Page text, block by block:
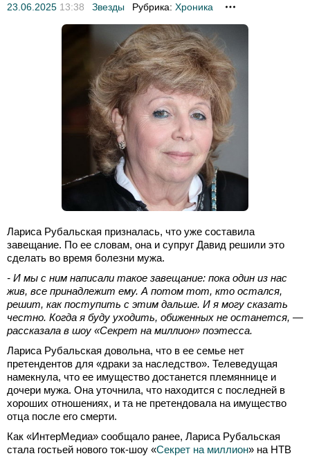
23.06.2025 13:38 Звезды Рубрика: Хроника
Лариса Рубальская призналась, что уже составила
завещание. По ее словам, она и супруг Давид решили это
сделать во время болезни мужа.
- И мы с ним написали такое завещание: пока один из нас
жив, все принадлежит ему. А потом тот, кто остался,
решит, как поступить с этим дальше. И я могу сказать
честно. Когда я буду уходить, обиженных не останется, —
рассказала в шоу «Секрет на миллион» поэтесса.
Лариса Рубальская довольна, что в ее семье нет
претендентов для «драки за наследство». Телеведущая
намекнула, что ее имущество достанется племяннице и
дочери мужа. Она уточнила, что находится с последней в
хороших отношениях, и та не претендовала на имущество
отца после его смерти.
Как «ИнтерМедиа» сообщало ранее, Лариса Рубальская
стала гостьей нового ток-шоу «Секрет на миллион» на НТВ